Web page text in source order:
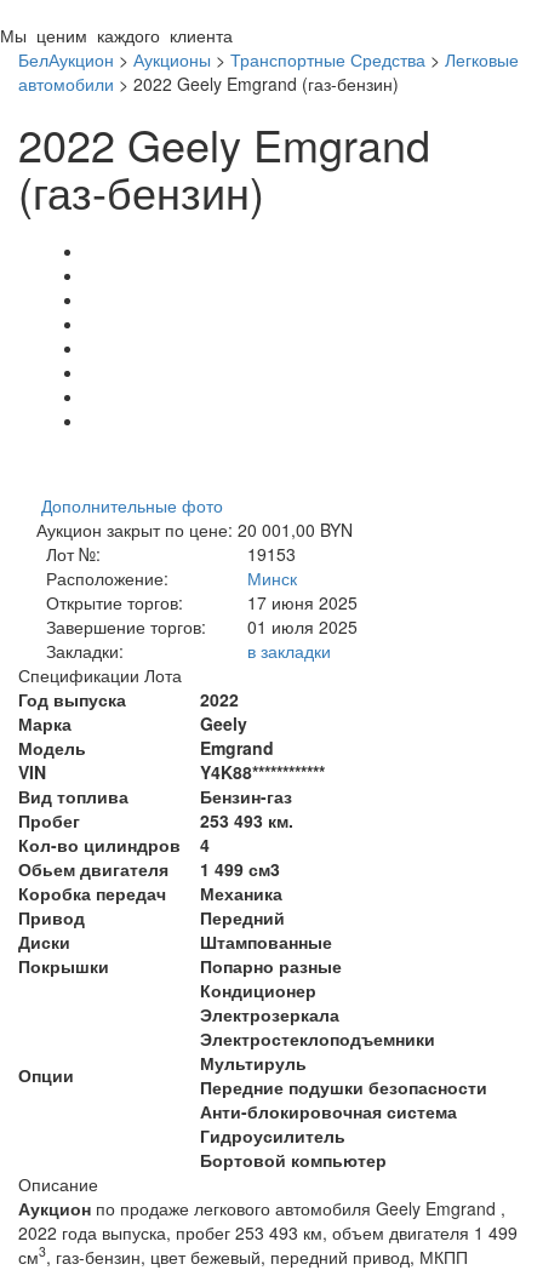
Мы ценим каждого клиента
БелАукцион > Аукционы > Транспортные Средства > Легковые
автомобили > 2022 Geely Emgrand (газ-бензин)
2022 Geely Emgrand
(газ-бензин)
Дополнительные фото
Аукцион закрыт по цене: 20 001,00 BYN
Лот №:
19153
Расположение:
Минск
Открытие торгов:
17 июня 2025
Завершение торгов:
01 июля 2025
Закладки:
в закладки
Спецификации Лота
Год выпуска
2022
Марка
Geely
Модель
Emgrand
VIN
Y4K88************
Вид топлива
Бензин-газ
Пробег
253 493 км.
Кол-во цилиндров
4
Обьем двигателя
1 499 см3
Коробка передач
Механика
Привод
Передний
Диски
Штампованные
Покрышки
Попарно разные
Опции
Кондиционер
Электрозеркала
Электростеклоподъемники
Мультируль
Передние подушки безопасности
Анти-блокировочная система
Гидроусилитель
Бортовой компьютер
Описание
Аукцион по продаже легкового автомобиля Geely Emgrand ,
2022 года выпуска, пробег 253 493 км, объем двигателя 1 499
см3, газ-бензин, цвет бежевый, передний привод, МКПП